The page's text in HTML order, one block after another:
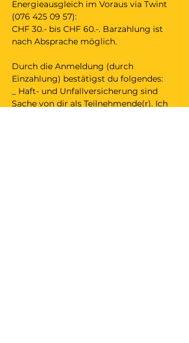
Energieausgleich im Voraus via Twint
(076 425 09 57):
CHF 30.- bis CHF 60.-. Barzahlung ist
nach Absprache möglich.
Durch die Anmeldung (durch
Einzahlung) bestätigst du folgendes:
_ Haft- und Unfallversicherung sind
Sache von dir als Teilnehmende(r). Ich